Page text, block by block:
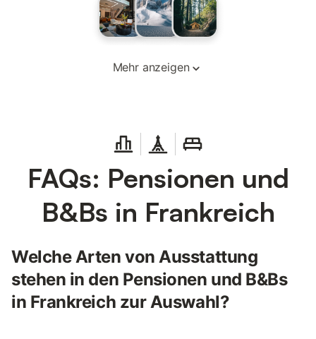
Mehr anzeigen
FAQs: Pensionen und
B&Bs in Frankreich
Welche Arten von Ausstattung
stehen in den Pensionen und B&Bs
in Frankreich zur Auswahl?